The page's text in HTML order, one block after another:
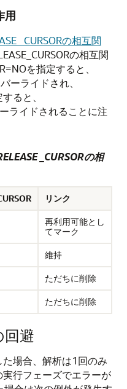
用
_CURSORの相互関
の相互関
を指定すると、
ーライドされ、
ると、
ライドされることに注
_CURSORの相
リンク
再利用可能とし
てマーク
維持
ただちに削除
ただちに削除
回避
場合、解析は1回のみ
行フェーズでエラーが